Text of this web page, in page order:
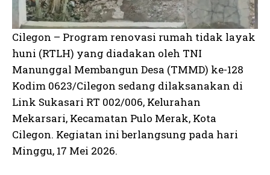
Cilegon – Program renovasi rumah tidak layak
huni (RTLH) yang diadakan oleh TNI
Manunggal Membangun Desa (TMMD) ke-128
Kodim 0623/Cilegon sedang dilaksanakan di
Link Sukasari RT 002/006, Kelurahan
Mekarsari, Kecamatan Pulo Merak, Kota
Cilegon. Kegiatan ini berlangsung pada hari
Minggu, 17 Mei 2026.